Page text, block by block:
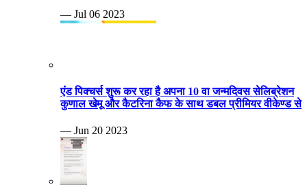
— Jul 06 2023
एंड पिक्चर्स शुरू कर रहा है अपना 10 वा जन्मदिवस सेलिब्रेशन
कुणाल खेमू और कैटरिना कैफ के साथ डबल प्रीमियर वीकेण्ड से
— Jun 20 2023